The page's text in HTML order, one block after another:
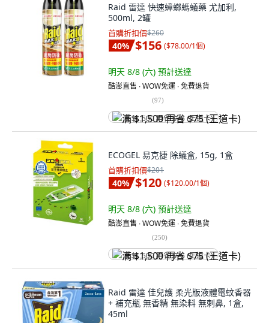
Raid 雷達 快速蟑螂螞蟻藥 尤加利,
500ml, 2罐
首購折扣價$260
40% $156 ($78.00/1個)
明天 8/8 (六) 預計送達
酷澎直售 ∙ WOW免運 ∙ 免費退貨
(97)
满 $1,500 再省 $75 (王道卡)
ECOGEL 易克捷 除蟻盒, 15g, 1盒
首購折扣價$201
40% $120 ($120.00/1個)
明天 8/8 (六) 預計送達
酷澎直售 ∙ WOW免運 ∙ 免費退貨
(250)
满 $1,500 再省 $75 (王道卡)
Raid 雷達 佳兒護 柔光版液體電蚊香器
+ 補充瓶 無香精 無染料 無刺鼻, 1盒,
45ml